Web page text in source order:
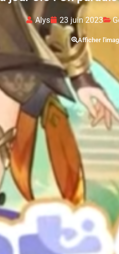
Alys 23 juin 2023
Afficher